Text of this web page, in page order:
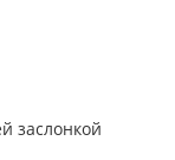
заслонкой